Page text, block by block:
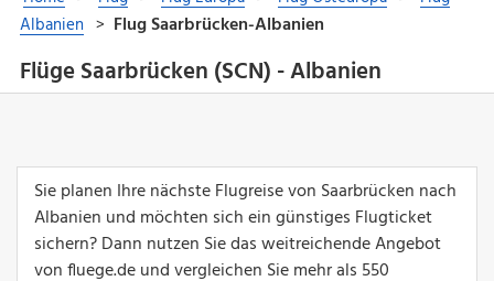
Flüge Saarbrücken (SCN) - Albanien
Sie planen Ihre nächste Flugreise von Saarbrücken nach
Albanien und möchten sich ein günstiges Flugticket
sichern? Dann nutzen Sie das weitreichende Angebot
von fluege.de und vergleichen Sie mehr als 550